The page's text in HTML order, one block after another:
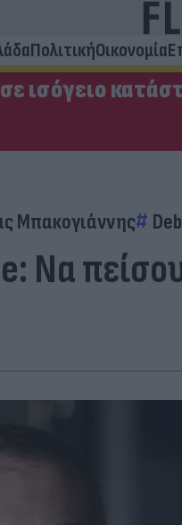
ΠολιτικήΟικονομία
ισόγειο
Μπακογιάννης
Να